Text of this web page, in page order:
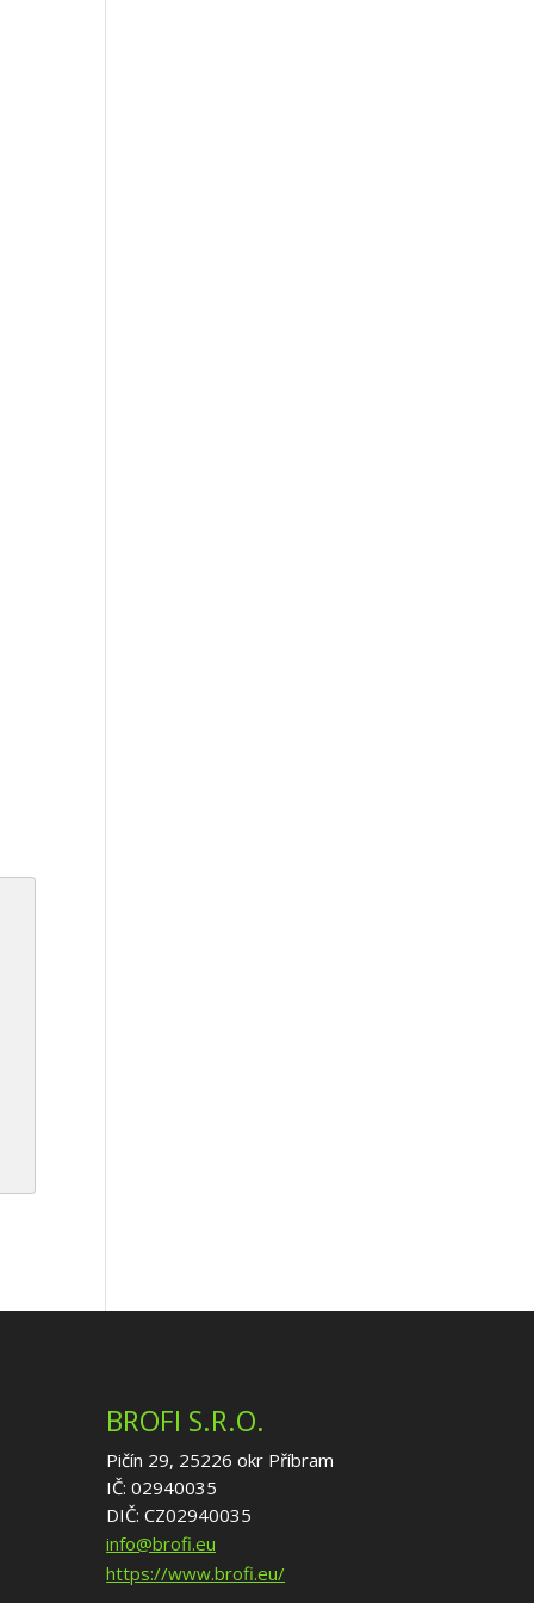
BROFI S.R.O.
Pičín 29, 25226 okr Příbram
IČ: 02940035
DIČ: CZ02940035
info@brofi.eu
https://www.brofi.eu/